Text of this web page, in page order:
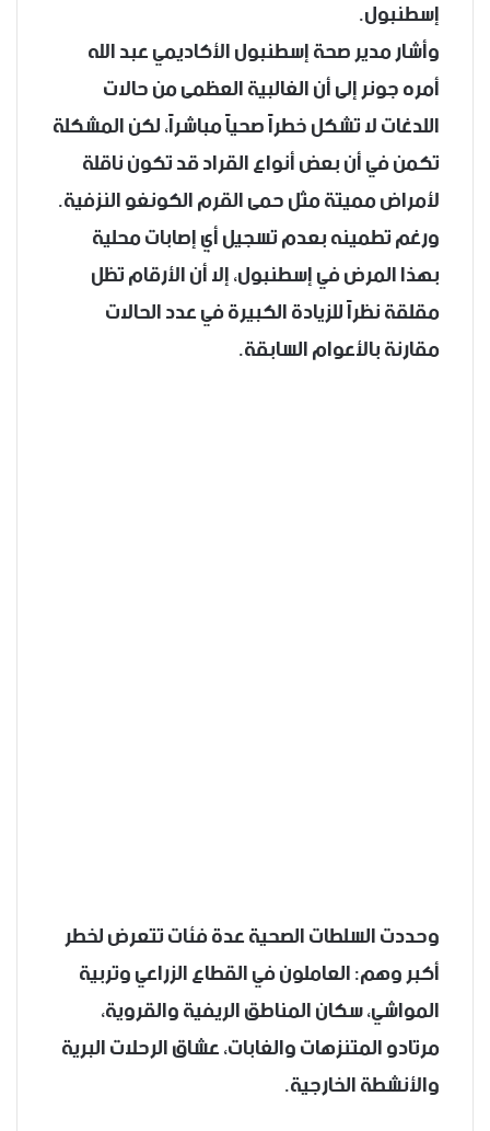
إسطنبول.
وأشار مدير صحة إسطنبول الأكاديمي عبد الله
أمره جونر إلى أن الغالبية العظمى من حالات
اللدغات لا تشكل خطراً صحياً مباشراً، لكن المشكلة
تكمن في أن بعض أنواع القراد قد تكون ناقلة
لأمراض مميتة مثل حمى القرم الكونغو النزفية.
ورغم تطمينه بعدم تسجيل أي إصابات محلية
بهذا المرض في إسطنبول، إلا أن الأرقام تظل
مقلقة نظراً للزيادة الكبيرة في عدد الحالات
مقارنة بالأعوام السابقة.
وحددت السلطات الصحية عدة فئات تتعرض لخطر
أكبر وهم: العاملون في القطاع الزراعي وتربية
المواشي، سكان المناطق الريفية والقروية،
مرتادو المتنزهات والغابات، عشاق الرحلات البرية
والأنشطة الخارجية.